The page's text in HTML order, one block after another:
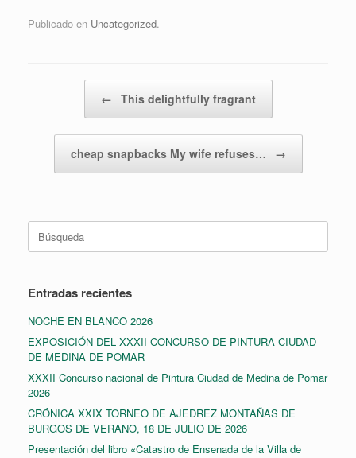
Publicado en Uncategorized.
← This delightfully fragrant
cheap snapbacks My wife refuses… →
Buscar:
Entradas recientes
NOCHE EN BLANCO 2026
EXPOSICIÓN DEL XXXII CONCURSO DE PINTURA CIUDAD
DE MEDINA DE POMAR
XXXII Concurso nacional de Pintura Ciudad de Medina de Pomar
2026
CRÓNICA XXIX TORNEO DE AJEDREZ MONTAÑAS DE
BURGOS DE VERANO, 18 DE JULIO DE 2026
Presentación del libro «Catastro de Ensenada de la Villa de